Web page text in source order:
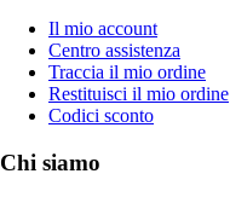
Il mio account
Centro assistenza
Traccia il mio ordine
Restituisci il mio ordine
Codici sconto
Chi siamo